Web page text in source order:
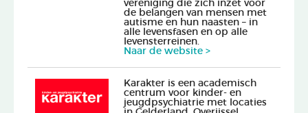
vereniging die zich inzet voor
de belangen van mensen met
autisme en hun naasten – in
alle levensfasen en op alle
levensterreinen.
Naar de website >
Karakter is een academisch
centrum voor kinder- en
jeugdpsychiatrie met locaties